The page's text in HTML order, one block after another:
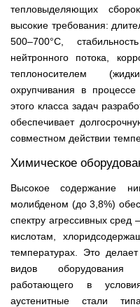
тепловыделяющих
высокие требования:
500–700°C,
нейтронного потока,
теплоносителем
охрупчивания в
этого класса задач
обеспечивает
совместном действии
Химическое
Высокое содержание
молибденом (до 3,8%)
спектру агрессивных
кислотам,
температурах. Это
видов оборудования
работающего в
аустенитные стали